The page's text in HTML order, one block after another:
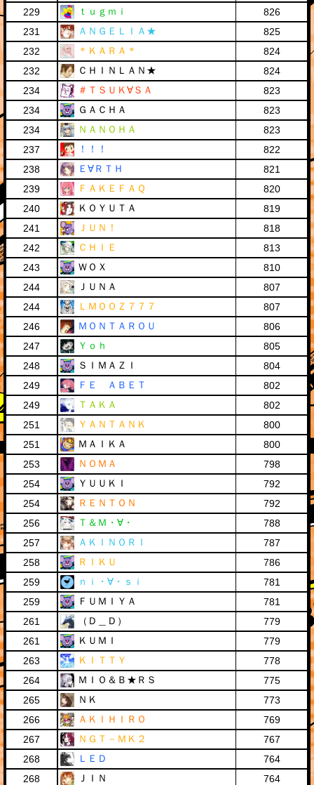
229
ｔｕｇｍｉ
826
231
ＡＮＧＥＬＩＡ★
825
232
＊ＫＡＲＡ＊
824
232
ＣＨＩＮＬＡＮ★
824
234
＃ＴＳＵＫ∀ＳＡ
823
234
ＧＡＣＨＡ
823
234
ＮＡＮＯＨＡ
823
237
！！！
822
238
Ｅ∀ＲＴＨ
821
239
ＦＡＫＥＦＡＱ
820
240
ＫＯＹＵＴＡ
819
241
ＪＵＮ！
818
242
ＣＨＩＥ
813
243
ＷＯＸ
810
244
ＪＵＮＡ
807
244
ＬＭＯＯＺ７７７
807
246
ＭＯＮＴＡＲＯＵ
806
247
Ｙｏｈ
805
248
ＳＩＭＡＺＩ
804
249
ＦＥ ＡＢＥＴ
802
249
ＴＡＫＡ
802
251
ＹＡＮＴＡＮＫ
800
251
ＭＡＩＫＡ
800
253
ＮＯＭＡ
798
254
ＹＵＵＫＩ
792
254
ＲＥＮＴＯＮ
792
256
Ｔ＆Ｍ・∀・
788
257
ＡＫＩＮＯＲＩ
787
258
ＲＩＫＵ
786
259
ｎｉ・∀・ｓｉ
781
259
ＦＵＭＩＹＡ
781
261
（Ｄ＿Ｄ）
779
261
ＫＵＭＩ
779
263
ＫＩＴＴＹ
778
264
ＭＩＯ＆Ｂ★ＲＳ
775
265
ＮＫ
773
266
ＡＫＩＨＩＲＯ
769
267
ＮＧＴ－ＭＫ２
767
268
ＬＥＤ
764
268
ＪＩＮ
764